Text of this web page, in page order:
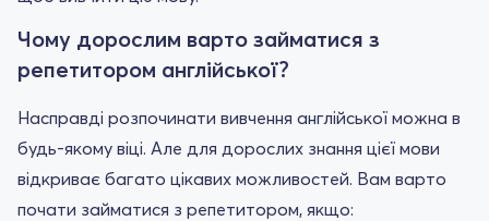
Чому дорослим варто займатися з
репетитором англійської?
Насправді розпочинати вивчення англійської можна в
будь-якому віці. Але для дорослих знання цієї мови
відкриває багато цікавих можливостей. Вам варто
почати займатися з репетитором, якщо: